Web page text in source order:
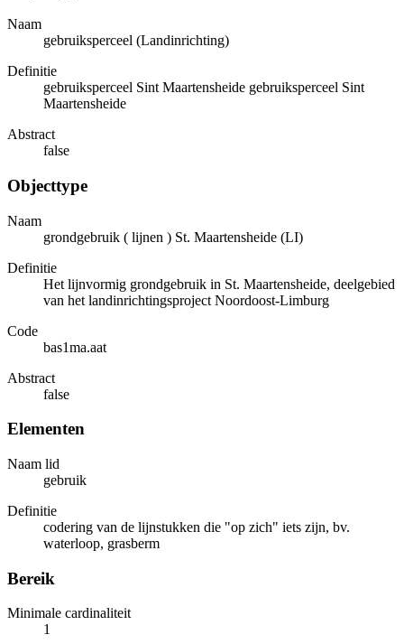
Naam
gebruiksperceel (Landinrichting)
Definitie
gebruiksperceel Sint Maartensheide gebruiksperceel Sint
Maartensheide
Abstract
false
Objecttype
Naam
grondgebruik ( lijnen ) St. Maartensheide (LI)
Definitie
Het lijnvormig grondgebruik in St. Maartensheide, deelgebied
van het landinrichtingsproject Noordoost-Limburg
Code
bas1ma.aat
Abstract
false
Elementen
Naam lid
gebruik
Definitie
codering van de lijnstukken die "op zich" iets zijn, bv.
waterloop, grasberm
Bereik
Minimale cardinaliteit
1